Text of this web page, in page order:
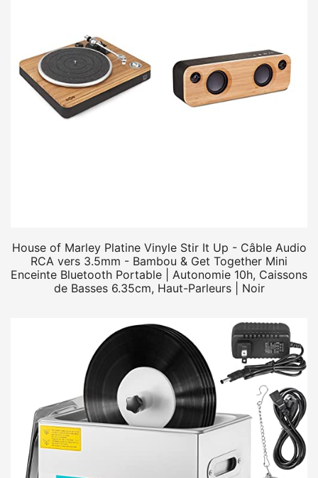
House of Marley Platine Vinyle Stir It Up - Câble Audio
RCA vers 3.5mm - Bambou & Get Together Mini
Enceinte Bluetooth Portable | Autonomie 10h, Caissons
de Basses 6.35cm, Haut-Parleurs | Noir